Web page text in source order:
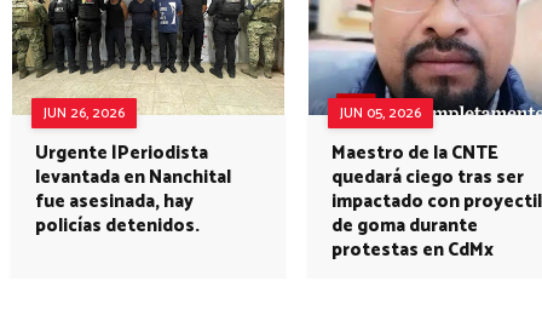
JUN 26, 2026
Urgente |Periodista
levantada en Nanchital
fue asesinada, hay
policías detenidos.
JUN 05, 2026
Maestro de la CNTE
quedará ciego tras ser
impactado con proyectil
de goma durante
protestas en CdMx